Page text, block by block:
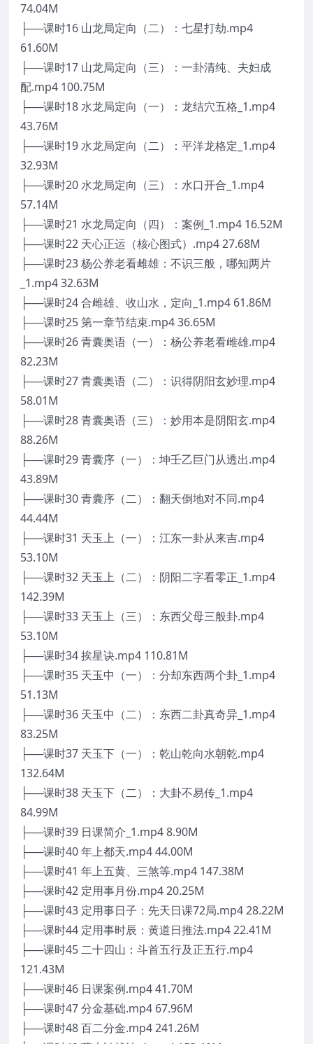
74.04M
├──课时16 山龙局定向（二）：七星打劫.mp4
61.60M
├──课时17 山龙局定向（三）：一卦清纯、夫妇成
配.mp4 100.75M
├──课时18 水龙局定向（一）：龙结穴五格_1.mp4
43.76M
├──课时19 水龙局定向（二）：平洋龙格定_1.mp4
32.93M
├──课时20 水龙局定向（三）：水口开合_1.mp4
57.14M
├──课时21 水龙局定向（四）：案例_1.mp4 16.52M
├──课时22 天心正运（核心图式）.mp4 27.68M
├──课时23 杨公养老看雌雄：不识三般，哪知两片
_1.mp4 32.63M
├──课时24 合雌雄、收山水，定向_1.mp4 61.86M
├──课时25 第一章节结束.mp4 36.65M
├──课时26 青囊奥语（一）：杨公养老看雌雄.mp4
82.23M
├──课时27 青囊奥语（二）：识得阴阳玄妙理.mp4
58.01M
├──课时28 青囊奥语（三）：妙用本是阴阳玄.mp4
88.26M
├──课时29 青囊序（一）：坤壬乙巨门从透出.mp4
43.89M
├──课时30 青囊序（二）：翻天倒地对不同.mp4
44.44M
├──课时31 天玉上（一）：江东一卦从来吉.mp4
53.10M
├──课时32 天玉上（二）：阴阳二字看零正_1.mp4
142.39M
├──课时33 天玉上（三）：东西父母三般卦.mp4
53.10M
├──课时34 挨星诀.mp4 110.81M
├──课时35 天玉中（一）：分却东西两个卦_1.mp4
51.13M
├──课时36 天玉中（二）：东西二卦真奇异_1.mp4
83.25M
├──课时37 天玉下（一）：乾山乾向水朝乾.mp4
132.64M
├──课时38 天玉下（二）：大卦不易传_1.mp4
84.99M
├──课时39 日课简介_1.mp4 8.90M
├──课时40 年上都天.mp4 44.00M
├──课时41 年上五黄、三煞等.mp4 147.38M
├──课时42 定用事月份.mp4 20.25M
├──课时43 定用事日子：先天日课72局.mp4 28.22M
├──课时44 定用事时辰：黄道日推法.mp4 22.41M
├──课时45 二十四山：斗首五行及正五行.mp4
121.43M
├──课时46 日课案例.mp4 41.70M
├──课时47 分金基础.mp4 67.96M
├──课时48 百二分金.mp4 241.26M